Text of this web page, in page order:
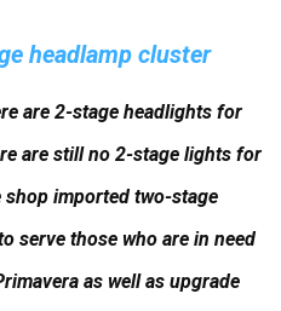
headlamp cluster
are 2-stage headlights for
are still no 2-stage lights for
shop imported two-stage
serve those who are in need
as well as upgrade